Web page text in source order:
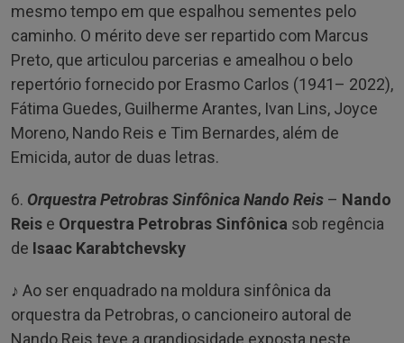
mesmo tempo em que espalhou sementes pelo
caminho. O mérito deve ser repartido com Marcus
Preto, que articulou parcerias e amealhou o belo
repertório fornecido por Erasmo Carlos (1941– 2022),
Fátima Guedes, Guilherme Arantes, Ivan Lins, Joyce
Moreno, Nando Reis e Tim Bernardes, além de
Emicida, autor de duas letras.
6. Orquestra Petrobras Sinfônica Nando Reis – Nando
Reis e Orquestra Petrobras Sinfônica sob regência
de Isaac Karabtchevsky
♪ Ao ser enquadrado na moldura sinfônica da
orquestra da Petrobras, o cancioneiro autoral de
Nando Reis teve a grandiosidade exposta neste